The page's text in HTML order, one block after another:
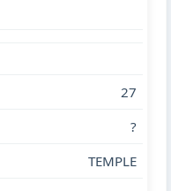
27
?
TEMPLE